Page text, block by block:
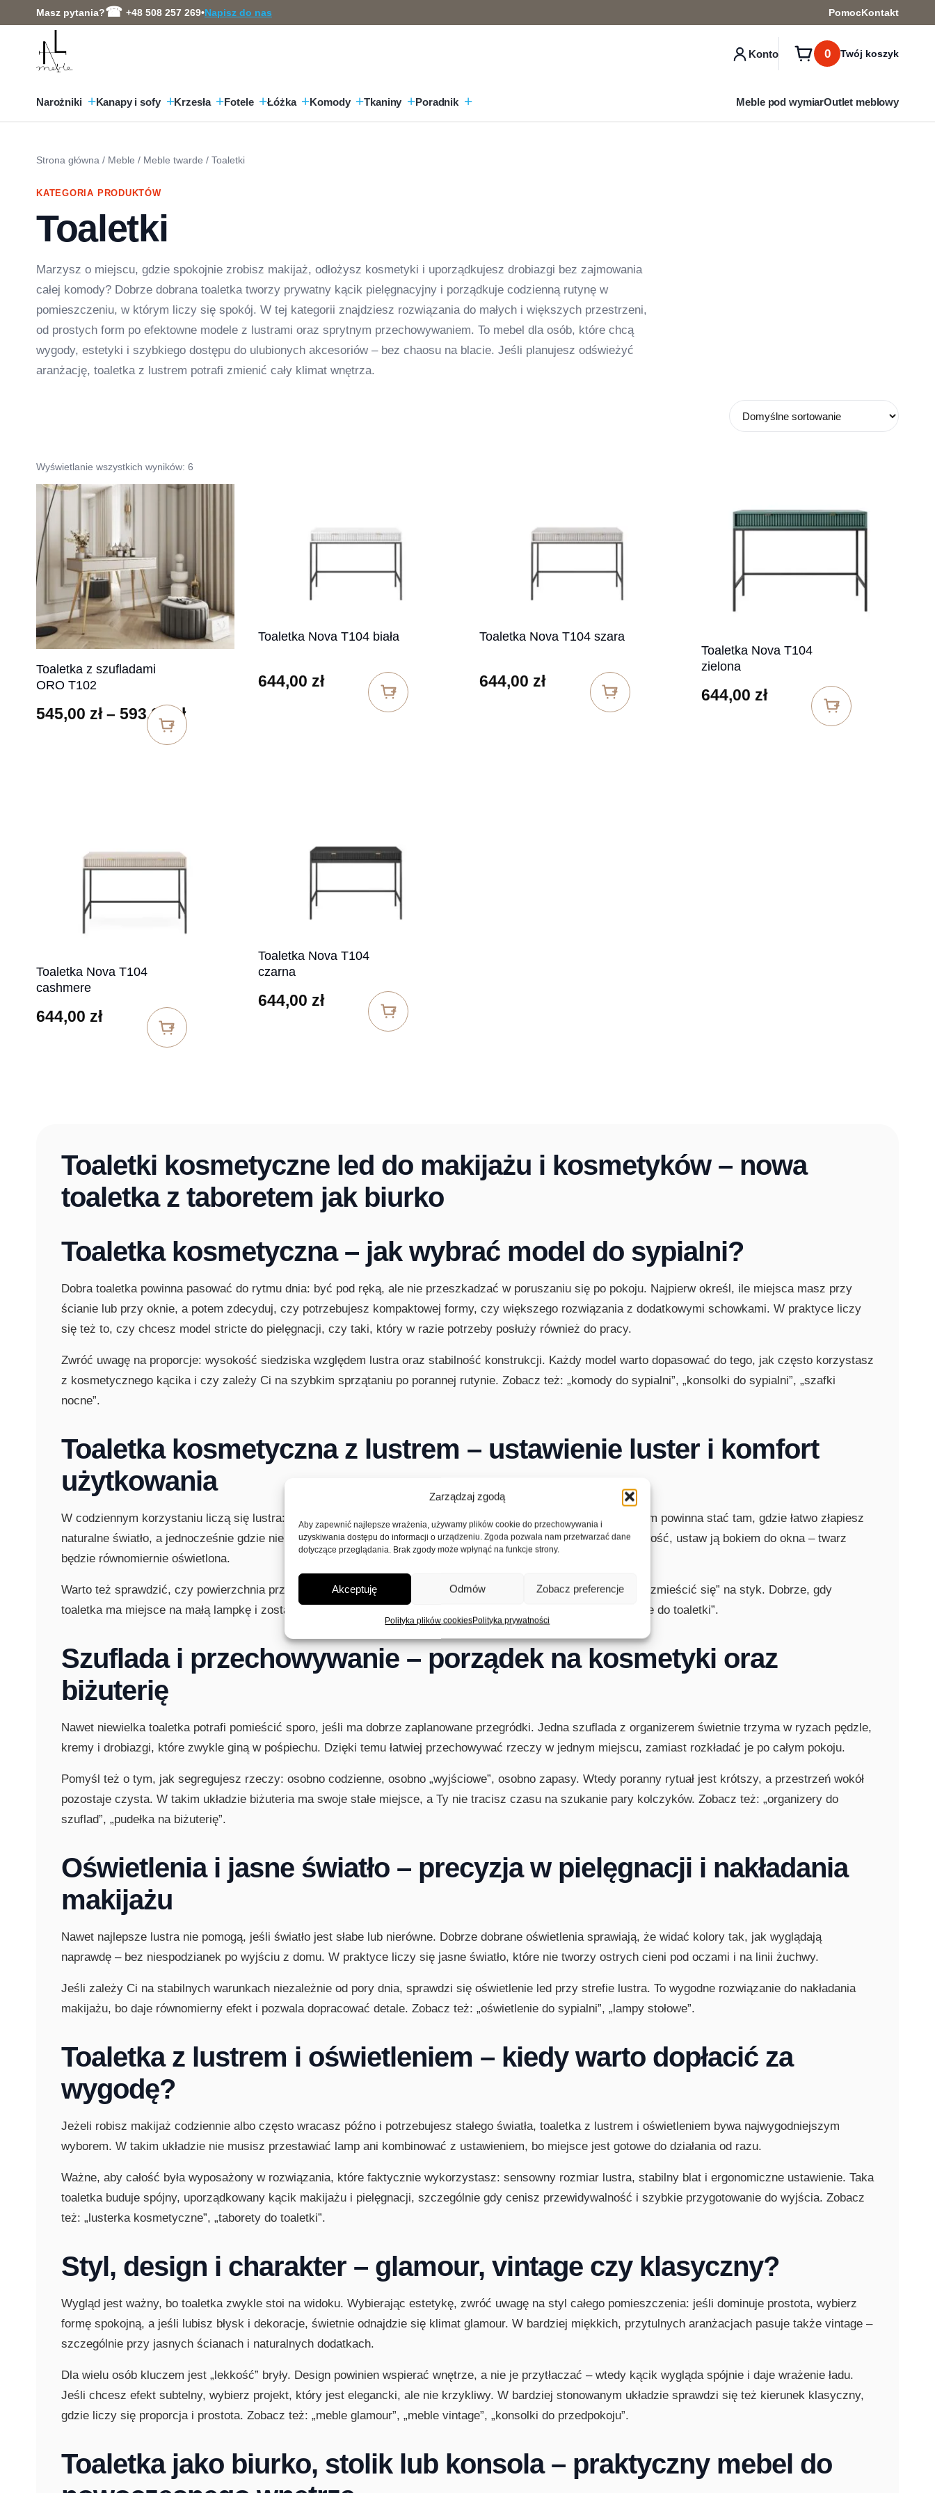
Zarządzaj zgodą
Aby zapewnić najlepsze wrażenia, używamy plików cookie do przechowywania i
uzyskiwania dostępu do informacji o urządzeniu. Zgoda pozwala nam przetwarzać dane
dotyczące przeglądania. Brak zgody może wpłynąć na funkcje strony.
Akceptuję Odmów Zobacz preferencje
Polityka plików cookiesPolityka prywatności
do
Masz pytania? +48 508 257 269•Napisz do nas PomocKontakt
Konto 0 Twój koszyk
Narożniki Kanapy i sofy Krzesła Fotele Łóżka Komody Tkaniny Poradnik Meble pod wymiarOutlet meblowy
Strona główna / Meble / Meble twarde / Toaletki
KATEGORIA PRODUKTÓW
Toaletki
Marzysz o miejscu, gdzie spokojnie zrobisz makijaż, odłożysz kosmetyki i uporządkujesz drobiazgi bez zajmowania
całej komody? Dobrze dobrana toaletka tworzy prywatny kącik pielęgnacyjny i porządkuje codzienną rutynę w
pomieszczeniu, w którym liczy się spokój. W tej kategorii znajdziesz rozwiązania do małych i większych przestrzeni,
od prostych form po efektowne modele z lustrami oraz sprytnym przechowywaniem. To mebel dla osób, które chcą
wygody, estetyki i szybkiego dostępu do ulubionych akcesoriów – bez chaosu na blacie. Jeśli planujesz odświeżyć
aranżację, toaletka z lustrem potrafi zmienić cały klimat wnętrza.
Wyświetlanie wszystkich wyników: 6
Toaletka z szufladami
ORO T102
545,00 zł – 593,00 złZakres cen: od 545,00 zł do 593,00 zł
Toaletka Nova T104 biała
644,00 zł
Toaletka Nova T104 szara
644,00 zł
Toaletka Nova T104
zielona
644,00 zł
Toaletka Nova T104
cashmere
644,00 zł
Toaletka Nova T104
czarna
644,00 zł
Toaletki kosmetyczne led do makijażu i kosmetyków – nowa
toaletka z taboretem jak biurko
Toaletka kosmetyczna – jak wybrać model do sypialni?
Dobra toaletka powinna pasować do rytmu dnia: być pod ręką, ale nie przeszkadzać w poruszaniu się po pokoju. Najpierw określ, ile miejsca masz przy
ścianie lub przy oknie, a potem zdecyduj, czy potrzebujesz kompaktowej formy, czy większego rozwiązania z dodatkowymi schowkami. W praktyce liczy
się też to, czy chcesz model stricte do pielęgnacji, czy taki, który w razie potrzeby posłuży również do pracy.
Zwróć uwagę na proporcje: wysokość siedziska względem lustra oraz stabilność konstrukcji. Każdy model warto dopasować do tego, jak często korzystasz
z kosmetycznego kącika i czy zależy Ci na szybkim sprzątaniu po porannej rutynie. Zobacz też: „komody do sypialni”, „konsolki do sypialni”, „szafki
nocne”.
Toaletka kosmetyczna z lustrem – ustawienie luster i komfort
użytkowania
W codziennym korzystaniu liczą się lustra: ich rozmiar, kąt i odległość od twarzy. Toaletka kosmetyczna z lustrem powinna stać tam, gdzie łatwo złapiesz
naturalne światło, a jednocześnie gdzie nie będzie przeszkadzać w ciągach komunikacyjnych. Jeśli masz możliwość, ustaw ją bokiem do okna – twarz
będzie równomiernie oświetlona.
Warto też sprawdzić, czy powierzchnia przy lustrze pozwala wygodnie rozłożyć potrzebne drobiazgi, a nie tylko „zmieścić się” na styk. Dobrze, gdy
toaletka ma miejsce na małą lampkę i zostawia swobodę ruchu dłoni. Zobacz też: „lustra do sypialni”, „oświetlenie do toaletki”.
Szuflada i przechowywanie – porządek na kosmetyki oraz
biżuterię
Nawet niewielka toaletka potrafi pomieścić sporo, jeśli ma dobrze zaplanowane przegródki. Jedna szuflada z organizerem świetnie trzyma w ryzach pędzle,
kremy i drobiazgi, które zwykle giną w pośpiechu. Dzięki temu łatwiej przechowywać rzeczy w jednym miejscu, zamiast rozkładać je po całym pokoju.
Pomyśl też o tym, jak segregujesz rzeczy: osobno codzienne, osobno „wyjściowe”, osobno zapasy. Wtedy poranny rytuał jest krótszy, a przestrzeń wokół
pozostaje czysta. W takim układzie biżuteria ma swoje stałe miejsce, a Ty nie tracisz czasu na szukanie pary kolczyków. Zobacz też: „organizery do
szuflad”, „pudełka na biżuterię”.
Oświetlenia i jasne światło – precyzja w pielęgnacji i nakładania
makijażu
Nawet najlepsze lustra nie pomogą, jeśli światło jest słabe lub nierówne. Dobrze dobrane oświetlenia sprawiają, że widać kolory tak, jak wyglądają
naprawdę – bez niespodzianek po wyjściu z domu. W praktyce liczy się jasne światło, które nie tworzy ostrych cieni pod oczami i na linii żuchwy.
Jeśli zależy Ci na stabilnych warunkach niezależnie od pory dnia, sprawdzi się oświetlenie led przy strefie lustra. To wygodne rozwiązanie do nakładania
makijażu, bo daje równomierny efekt i pozwala dopracować detale. Zobacz też: „oświetlenie do sypialni”, „lampy stołowe”.
Toaletka z lustrem i oświetleniem – kiedy warto dopłacić za
wygodę?
Jeżeli robisz makijaż codziennie albo często wracasz późno i potrzebujesz stałego światła, toaletka z lustrem i oświetleniem bywa najwygodniejszym
wyborem. W takim układzie nie musisz przestawiać lamp ani kombinować z ustawieniem, bo miejsce jest gotowe do działania od razu.
Ważne, aby całość była wyposażony w rozwiązania, które faktycznie wykorzystasz: sensowny rozmiar lustra, stabilny blat i ergonomiczne ustawienie. Taka
toaletka buduje spójny, uporządkowany kącik makijażu i pielęgnacji, szczególnie gdy cenisz przewidywalność i szybkie przygotowanie do wyjścia. Zobacz
też: „lusterka kosmetyczne”, „taborety do toaletki”.
Styl, design i charakter – glamour, vintage czy klasyczny?
Wygląd jest ważny, bo toaletka zwykle stoi na widoku. Wybierając estetykę, zwróć uwagę na styl całego pomieszczenia: jeśli dominuje prostota, wybierz
formę spokojną, a jeśli lubisz błysk i dekoracje, świetnie odnajdzie się klimat glamour. W bardziej miękkich, przytulnych aranżacjach pasuje także vintage –
szczególnie przy jasnych ścianach i naturalnych dodatkach.
Dla wielu osób kluczem jest „lekkość” bryły. Design powinien wspierać wnętrze, a nie je przytłaczać – wtedy kącik wygląda spójnie i daje wrażenie ładu.
Jeśli chcesz efekt subtelny, wybierz projekt, który jest elegancki, ale nie krzykliwy. W bardziej stonowanym układzie sprawdzi się też kierunek klasyczny,
gdzie liczy się proporcja i prostota. Zobacz też: „meble glamour”, „meble vintage”, „konsolki do przedpokoju”.
Toaletka jako biurko, stolik lub konsola – praktyczny mebel do